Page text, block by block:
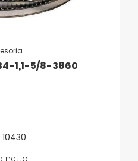
1,1-5/8-3860
10430